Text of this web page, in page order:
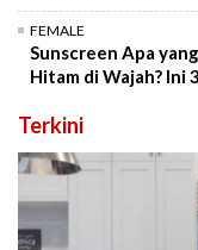
FEMALE
Sunscreen Apa
Hitam di Wajah? Ini
Terkini